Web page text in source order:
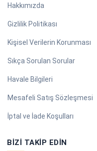
Hakkımızda
Gizlilik Politikası
Kişisel Verilerin Korunması
Sıkça Sorulan Sorular
Havale Bilgileri
Mesafeli Satış Sözleşmesi
İptal ve İade Koşulları
BIZI TAKIP EDIN